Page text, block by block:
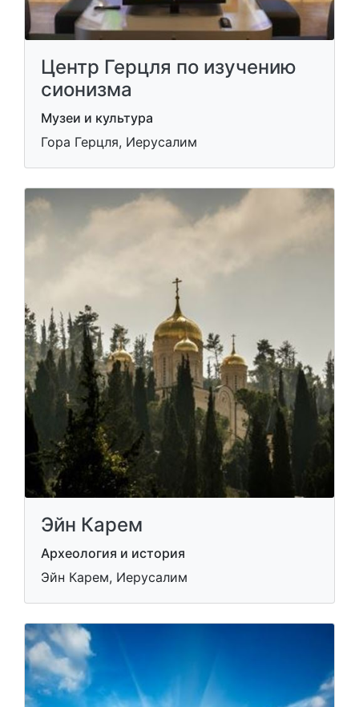
Центр Герцля по изучению
сионизма
Музеи и культура
Гора Герцля, Иерусалим
Эйн Карем
Археология и история
Эйн Карем, Иерусалим